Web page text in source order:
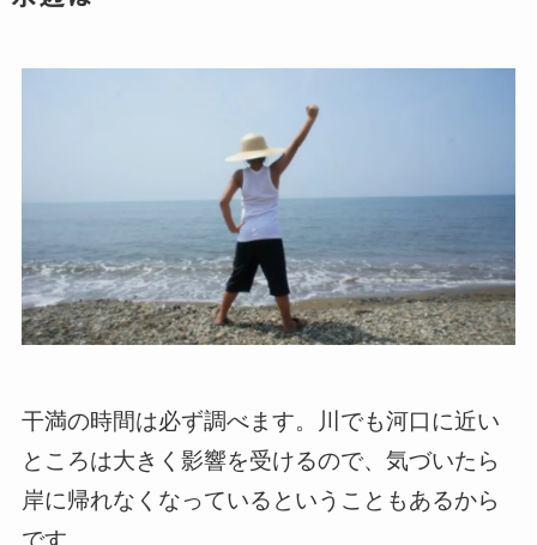
干満の時間は必ず調べます。川でも河口に近い
ところは大きく影響を受けるので、気づいたら
岸に帰れなくなっているということもあるから